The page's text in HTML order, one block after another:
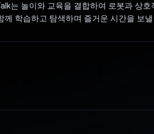
는 놀이와 교육을 결합하여 로봇과 상
께 학습하고 탐색하며 즐거운 시간을 보